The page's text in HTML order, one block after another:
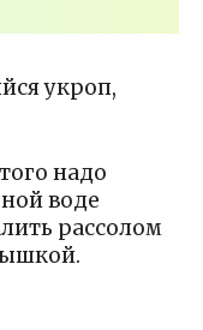
укроп,
надо
воде
рассолом